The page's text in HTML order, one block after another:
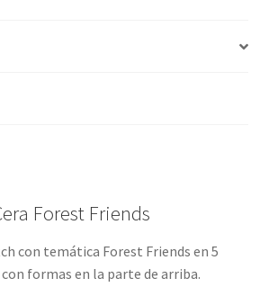
Forest Friends
con temática Forest Friends en 5
formas en la parte de arriba.